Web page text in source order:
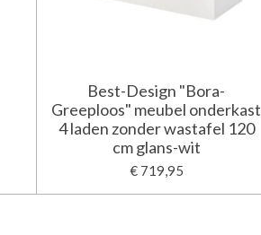
Best-Design "Bora-
Greeploos" meubel onderkast
4 laden zonder wastafel 120
cm glans-wit
€ 719,95